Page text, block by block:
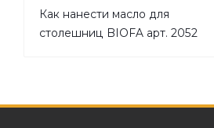
Как нанести масло для
столешниц BIOFA арт. 2052